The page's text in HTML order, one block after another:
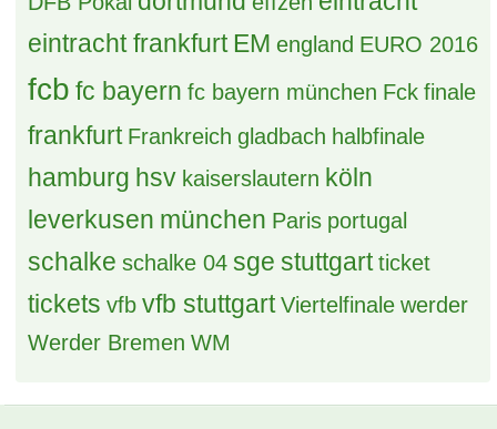
Münster/Dortmund/Köln am 12.8
Tags
achtelfinale allianz arena bayern berlin
biete Borussia Dortmund bremen
bundesliga bvb
champions leaguedeutschland DFB